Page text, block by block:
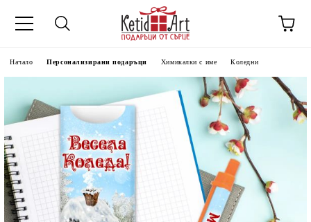
Начало Персонализирани подаръци Химикалки с име Коледни